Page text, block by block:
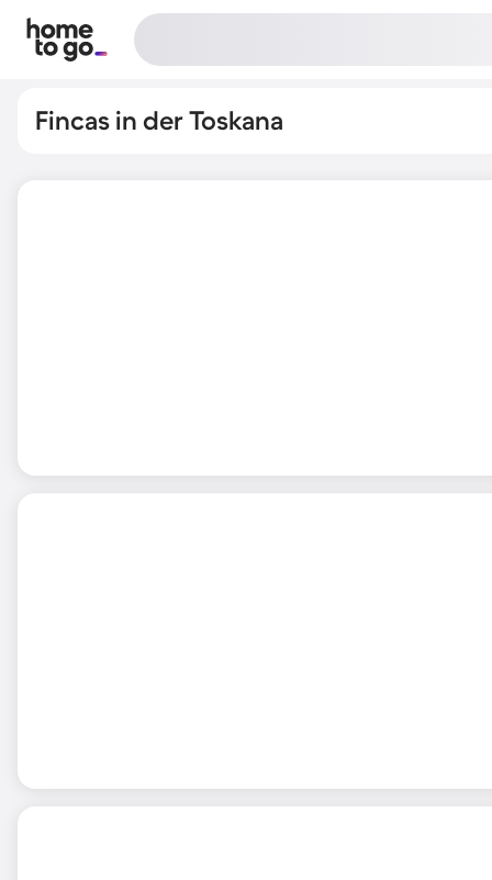
Fincas in der Toskana